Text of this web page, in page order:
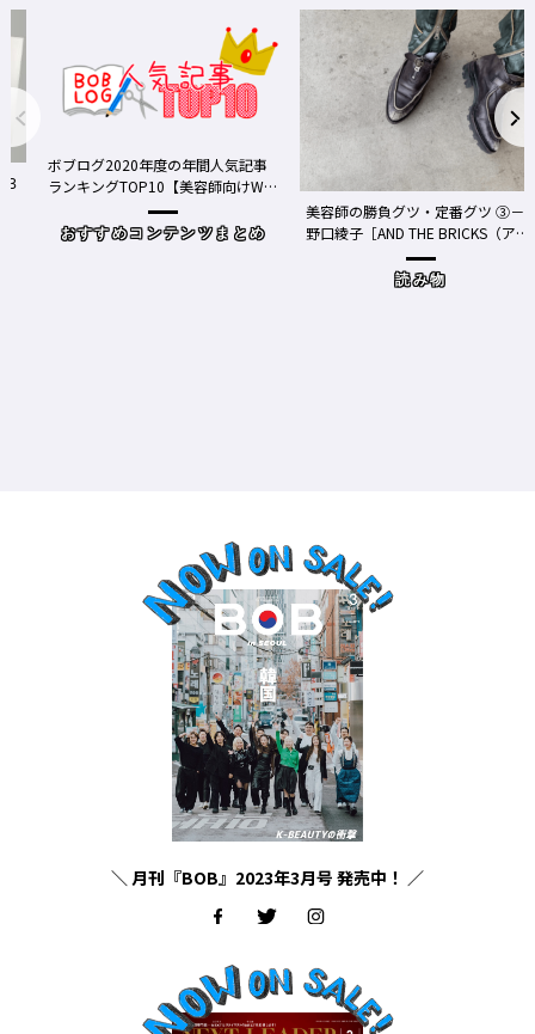
ボブログ2020年度の年間人気記事
ランキングTOP10【美容師向けWe
おすすめコンテンツまとめ
美容師の勝負グツ・定番グツ ③－
野口綾子［AND THE BRICKS（アン
ドザブリックス）／神奈川県鎌倉
読み物
＼ 月刊『BOB』2023年3月号 発売中！ ／